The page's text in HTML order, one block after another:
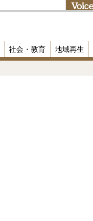
社会・教育 地域再生